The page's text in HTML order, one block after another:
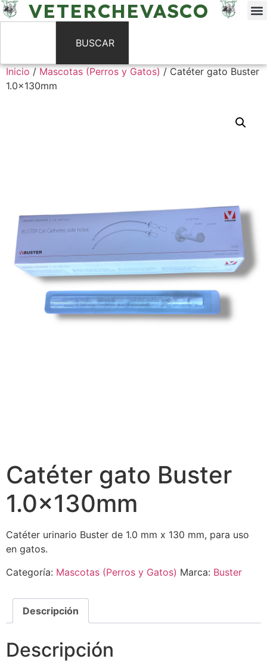
VETERCHEVASCO
BUSCAR
Inicio/Mascotas (Perros y Gatos)/ Catéter gato Buster
1.0x130mm
Catéter gato Buster
1.0x130mm
Catéter urinario Buster de 1.0 mm x 130 mm, para uso
en gatos.
Categoría: Mascotas (Perros y Gatos) Marca: Buster
Descripción
Descripción